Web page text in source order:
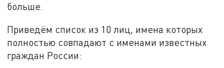
больше.
Приведём список из 10 лиц, имена которых
полностью совпадают с именами известных
граждан России: